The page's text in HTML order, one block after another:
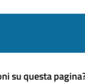
su questa